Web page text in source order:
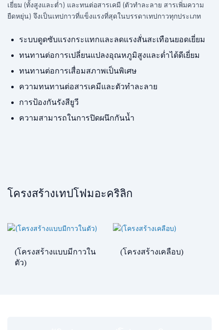
เยี่ยม (ทั้งสูงและต่ำ) และทนต่อสารเคมี (ตัวทำละลาย สารเพิ่มความ
ยืดหยุ่น) จึงเป็นเทปกาวที่แข็งแรงที่สุดในบรรดาเทปกาวทุกประเภท
ระบบดูดซับแรงกระแทกและลดแรงสั่นสะเทือนยอดเยี่ยม
ทนทานต่อการเปลี่ยนแปลงอุณหภูมิสูงและต่ำได้ดีเยี่ยม
ทนทานต่อการเสื่อมสภาพเป็นพิเศษ
ความทนทานต่อสารเคมีและตัวทำละลาย
การป้องกันรังสียูวี
ความสามารถในการปิดผนึกกันน้ำ
โครงสร้างเทปโฟมอะคริลิก
(โครงสร้างแบบมีกาวใน
ตัว)
(โครงสร้างเคลือบ)